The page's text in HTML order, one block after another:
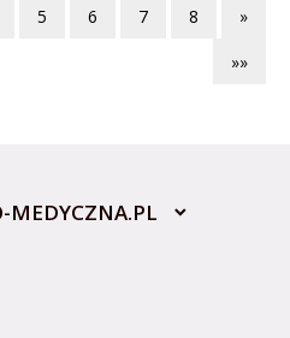
5 6 7 8
»
»»
MEDYCZNA.PL